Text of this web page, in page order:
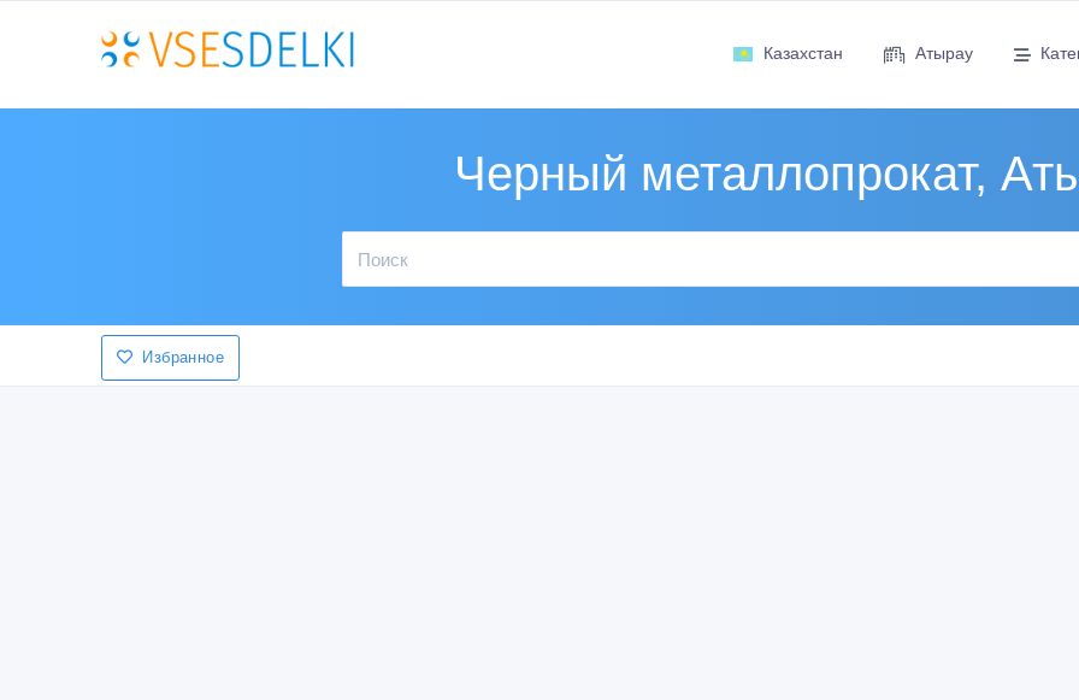
Казахстан Атырау
Черный металлопрокат,
Избранное